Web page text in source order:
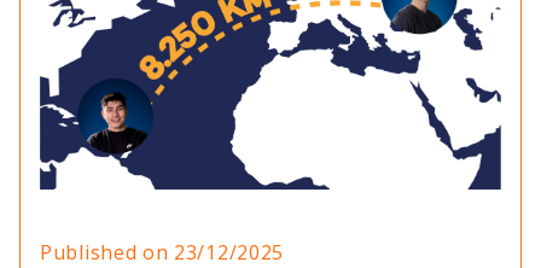
Published on 23/12/2025